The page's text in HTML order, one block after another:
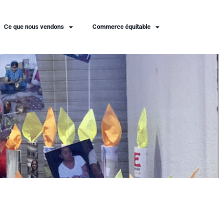
Ce que nous vendons Commerce équitable